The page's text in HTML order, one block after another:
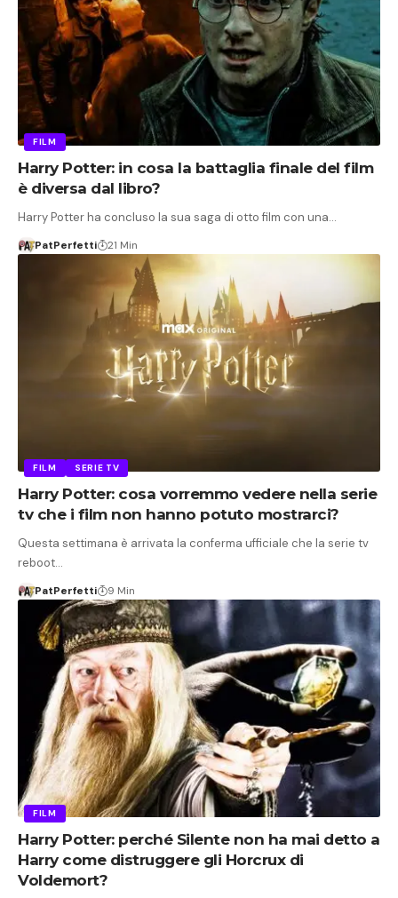
FILM
Harry Potter: in cosa la battaglia finale del film
è diversa dal libro?
Harry Potter ha concluso la sua saga di otto film con una…
PatPerfetti 21 Min
FILM SERIE TV
Harry Potter: cosa vorremmo vedere nella serie
tv che i film non hanno potuto mostrarci?
Questa settimana è arrivata la conferma ufficiale che la serie tv
reboot…
PatPerfetti 9 Min
FILM
Harry Potter: perché Silente non ha mai detto a
Harry come distruggere gli Horcrux di
Voldemort?